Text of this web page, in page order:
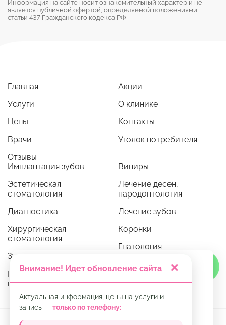
Информация на сайте носит ознакомительный характер и не
является публичной офертой, определяемой положениями
статьи 437 Гражданского кодекса РФ
Главная
Услуги
Цены
Врачи
Отзывы
Акции
О клинике
Контакты
Уголок потребителя
Имплантация зубов
Эстетическая
стоматология
Диагностика
Хирургическая
стоматология
Зубные протезы
Профессиональная
гигиена
Виниры
Лечение десен,
пародонтология
Лечение зубов
Коронки
Гнатология
Ортодонтия
Мы используем cookie. Это позволяет нам
Продолжая пользоваться сайтом, вы
соглашаетесь сполитикой использования
Внимание! Идет обновление сайта ✕
Актуальная информация, цены на услуги и
запись — только по телефону: